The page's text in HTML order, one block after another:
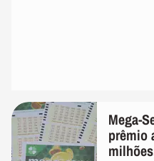
Mega-
prêmio